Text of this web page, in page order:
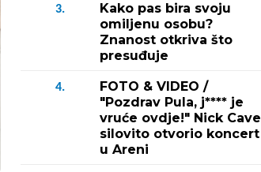
3.
Kako pas bira svoju
omiljenu osobu?
Znanost otkriva što
presuđuje
4.
FOTO & VIDEO /
"Pozdrav Pula, j**** je
vruće ovdje!" Nick Cave
silovito otvorio koncert
u Areni